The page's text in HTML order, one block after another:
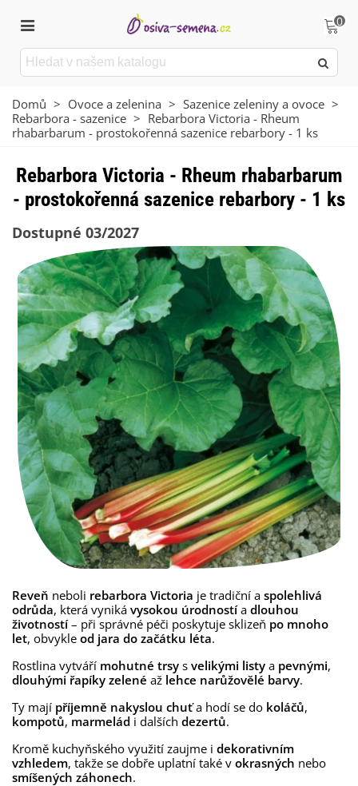
0
Domů > Ovoce a zelenina > Sazenice zeleniny a ovoce >
Rebarbora - sazenice > Rebarbora Victoria - Rheum
rhabarbarum - prostokořenná sazenice rebarbory - 1 ks
Rebarbora Victoria - Rheum rhabarbarum
- prostokořenná sazenice rebarbory - 1 ks
Dostupné 03/2027
Reveň neboli rebarbora Victoria je tradiční a spolehlivá
odrůda, která vyniká vysokou úrodnostía dlouhou
životností– při správné péči poskytuje sklizeň po mnoho
let, obvykle od jara do začátku léta.
Rostlina vytváří mohutné trsy s velikými listy a pevnými,
dlouhými řapíky zelené až lehce narůžovělé barvy.
Ty mají příjemně nakyslou chuťa hodí se do koláčů,
kompotů, marmelád i dalších dezertů.
Kromě kuchyňského využití zaujme i dekorativním
vzhledem, takže se dobře uplatní také v okrasných nebo
smíšených záhonech.